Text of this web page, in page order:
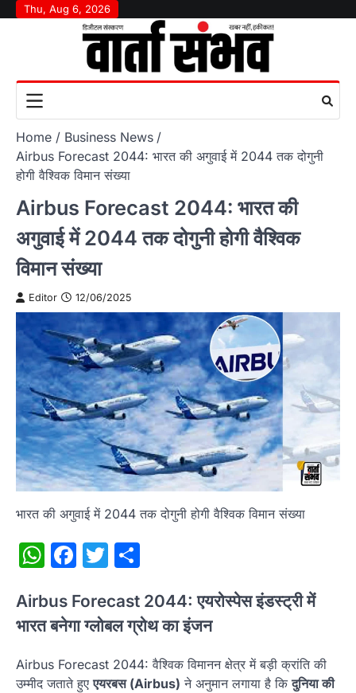
SkipThu, Aug 6, 2026
Home
Business News
Airbus Forecast 2044: भारत की अगुवाई में 2044 तक दोगुनी
होगी वैश्विक विमान संख्या
Airbus Forecast 2044: भारत की
अगुवाई में 2044 तक दोगुनी होगी वैश्विक
विमान संख्या
Editor 12/06/2025
भारत की अगुवाई में 2044 तक दोगुनी होगी वैश्विक विमान संख्या
WhatsApp
Facebook
Twitter
Airbus Forecast 2044: एयरोस्पेस इंडस्ट्री में
भारत बनेगा ग्लोबल ग्रोथ का इंजन
Airbus Forecast 2044: वैश्विक विमानन क्षेत्र में बड़ी क्रांति की
उम्मीद जताते हुएएयरबस (Airbus) ने अनुमान लगाया है किदुनिया की